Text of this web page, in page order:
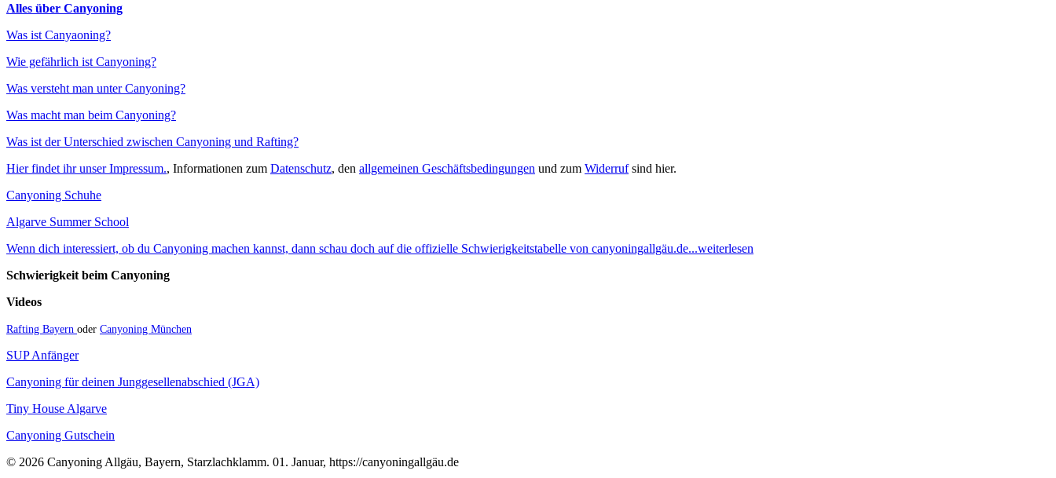
Alles über Canyoning
Was ist Canyaoning?
Wie gefährlich ist Canyoning?
Was versteht man unter Canyoning?
Was macht man beim Canyoning?
Was ist der Unterschied zwischen Canyoning und Rafting?
Hier findet ihr unser Impressum., Informationen zum Datenschutz, den allgemeinen Geschäftsbedingungen und zum Widerrufsind hier.
Canyoning Schuhe
Algarve Summer School
Wenn dich interessiert, ob du Canyoning machen kannst, dann schau doch auf die offizielle Schwierigkeitstabelle von canyoningallgäu.de...weiterlesen
Schwierigkeit beim Canyoning
Videos
Rafting Bayern oder Canyoning München
SUP Anfänger
Canyoning für deinen Junggesellenabschied (JGA)
Tiny House Algarve
Canyoning Gutschein
© 2026 Canyoning Allgäu, Bayern, Starzlachklamm. 01. Januar, https://canyoningallgäu.de